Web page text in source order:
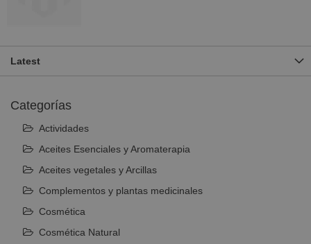
Latest
Categorías
Actividades
Aceites Esenciales y Aromaterapia
Aceites vegetales y Arcillas
Complementos y plantas medicinales
Cosmética
Cosmética Natural